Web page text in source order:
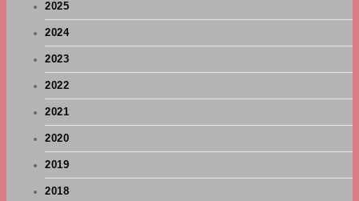
2025
2024
2023
2022
2021
2020
2019
2018